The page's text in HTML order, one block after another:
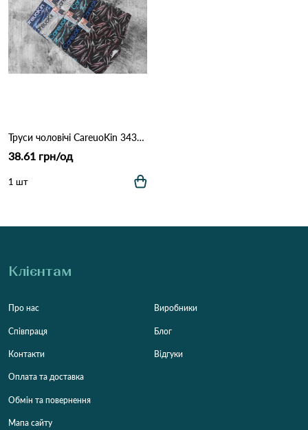
Труси чоловічі CareuoKin 3431 Різні кольори
38.61 грн/од
1 шт
Клієнтам
Про нас
Співпраця
Контакти
Оплата та доставка
Обмін та повернення
Мапа сайту
Виробники
Блог
Відгуки